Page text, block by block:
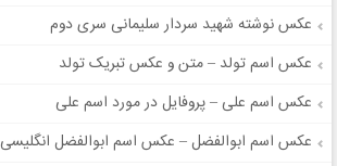
عکس نوشته شهید سردار سلیمانی سری دوم
عکس اسم تولد – متن و عکس تبریک تولد
عکس اسم علی – پروفایل در مورد اسم علی
عکس اسم ابوالفضل – عکس اسم ابوالفضل انگلیسی